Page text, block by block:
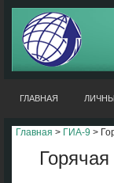
ГЛАВНАЯ
Главная > ГИА-9 >